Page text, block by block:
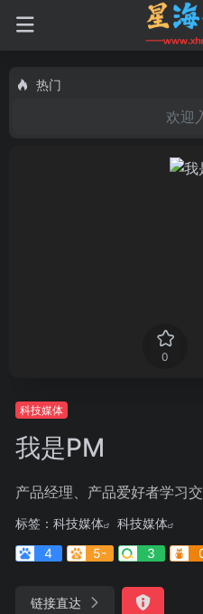
热门
欢迎
0
科技媒体
我是PM
产品经理、产品爱好者学习
标签： 科技媒体
科技媒体
4
5- 3
链接直达